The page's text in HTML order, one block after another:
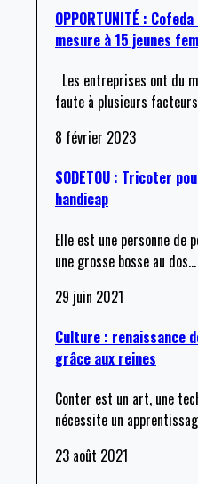
OPPORTUNITÉ :
mesure à 15 jeunes
Les entreprises ont du
faute à plusieurs facteurs
8 février 2023
SODETOU : Tricoter
handicap
Elle est une personne
une grosse bosse au dos…
29 juin 2021
Culture : renaissance
grâce aux reines
Conter est un art, une
nécessite un
23 août 2021